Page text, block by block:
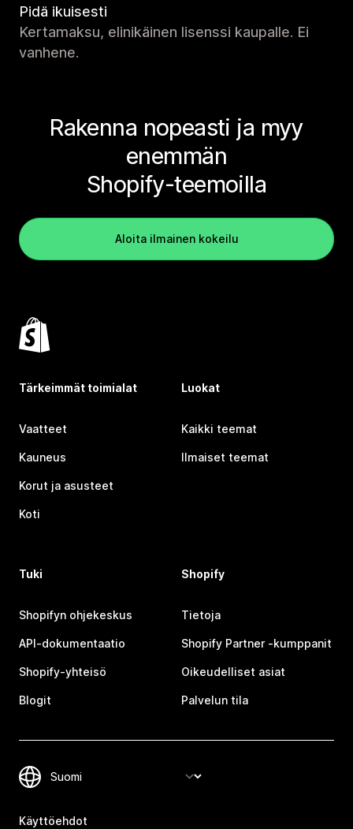
Pidä ikuisesti
Kertamaksu, elinikäinen lisenssi kaupalle. Ei
vanhene.
Rakenna nopeasti ja myy
enemmän
Shopify-teemoilla
Aloita ilmainen kokeilu
Tärkeimmät toimialat
Vaatteet
Kauneus
Korut ja asusteet
Koti
Luokat
Kaikki teemat
Ilmaiset teemat
Tuki
Shopifyn ohjekeskus
API-dokumentaatio
Shopify-yhteisö
Blogit
Shopify
Tietoja
Shopify Partner ‑kumppanit
Oikeudelliset asiat
Palvelun tila
Käyttöehdot